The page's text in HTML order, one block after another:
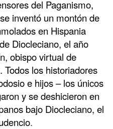
del Paganismo,
inventó un montón de
en Hispania
Diocleciano, el año
obispo virtual de
Todos los historiadores
e hijos – los únicos
y se deshicieron en
bajo Diocleciano, el
.